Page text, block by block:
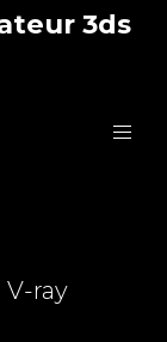
3ds
V-ray